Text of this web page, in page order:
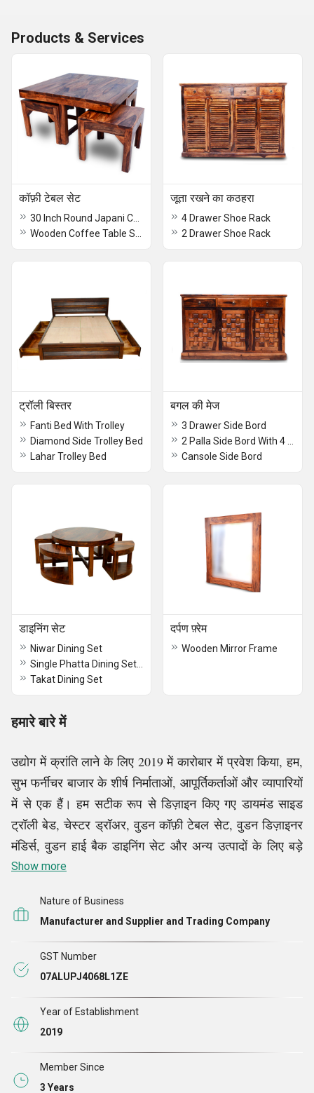
Products & Services
कॉफ़ी टेबल सेट जूता रखने का कठहरा
4 Drawer Shoe Rack
2 Drawer Shoe Rack
ट्रॉली बिस्तर
Fanti Bed With Trolley
Diamond Side Trolley Bed
Lahar Trolley Bed
बगल की मेज
3 Drawer Side Bord
Cansole Side Bord
डाइनिंग सेट
Niwar Dining Set
Takat Dining Set
दर्पण फ़्रेम
Wooden Mirror Frame
हमारे बारे में
उद्योग में क्रांति लाने के लिए 2019 में कारोबार में प्रवेश किया, हम,
सुभ फर्नीचर बाजार के शीर्ष निर्माताओं, आपूर्तिकर्ताओं और व्यापारियों
में से एक हैं। हम सटीक रूप से डिज़ाइन किए गए डायमंड साइड
ट्रॉली बेड, चेस्टर ड्रॉअर, वुडन कॉफ़ी टेबल सेट, वुडन डिज़ाइनर
मंडिर्स, वुडन हाई बैक डाइनिंग सेट और अन्य उत्पादों के लिए बड़े
ग्राहकों की मांगों को सफलतापूर्वक पूरा करने में लिप्त हैं।
अधिकतम ग्राहक संतुष्टि प्रदान करने के लिए हमारा अटूट समर्पण
हमें अपने पैरों की उंगलियों पर खड़ा कर रहा है, और इस प्रकार, हम
उद्योग में मानक स्थापित कर रहे हैं। हम सस्ती कीमतों के बदले
विशिष्ट रूप से डिज़ाइन की गई उत्पाद श्रृंखला पेश करते हैं। आधे
दशक से अधिक समय से, हम अपने ग्राहकों की मांगों को
सफलतापूर्वक पूरा कर रहे हैं और उनकी अपेक्षाओं को पार कर रहे
हैं। आज तक, हमारे पास 100% ग्राहकों की संतुष्टि का सकारात्मक
ट्रैक रिकॉर्ड है। हम निश्चित रूप से सही व्यावसायिक दृष्टिकोण और
शीर्ष पर पहुंचने के लिए उच्च उत्साह के साथ भविष्य में सफलता के
Show more
Nature of Business
Manufacturer and Supplier and Trading Company
GST Number
07ALUPJ4068L1ZE
Year of Establishment
2019
Member Since
3 Years